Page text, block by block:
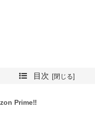
目次
Prime‼︎